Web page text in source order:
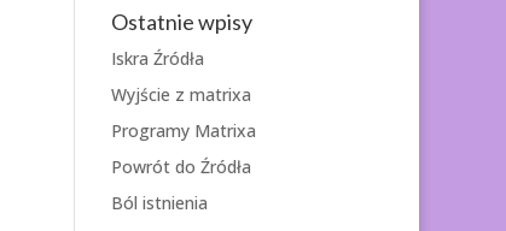
Ostatnie wpisy
Iskra Źródła
Wyjście z matrixa
Programy Matrixa
Powrót do Źródła
Ból istnienia